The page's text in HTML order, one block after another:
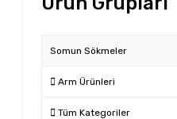
Somun Sökmeler
Arm Ürünleri
Tüm Kategoriler